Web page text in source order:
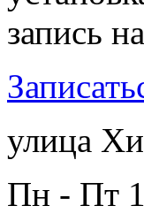
запись
улица
Пн - Пт